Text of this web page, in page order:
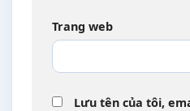
Trang web
Lưu tên của tôi,